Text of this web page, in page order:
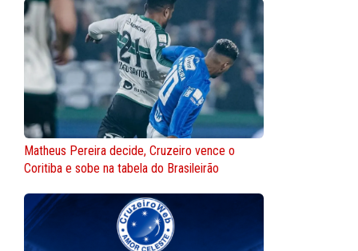
Matheus Pereira decide, Cruzeiro vence o
Coritiba e sobe na tabela do Brasileirão